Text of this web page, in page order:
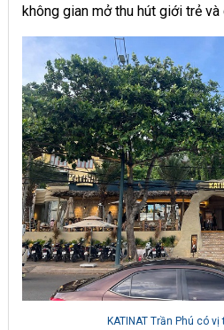
không gian mở thu hút giới trẻ và
KATINAT Trần Phú có